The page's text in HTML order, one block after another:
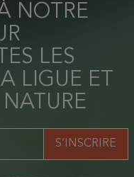
NOTRE
LES
LIGUE ET